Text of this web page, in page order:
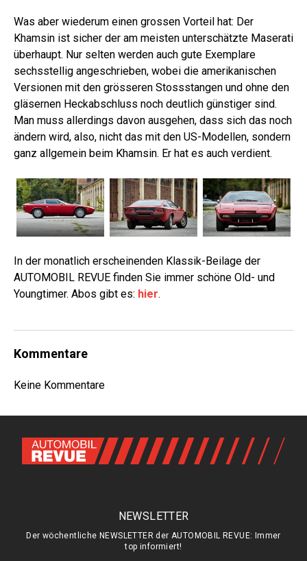
Was aber wiederum einen grossen Vorteil hat: Der
Khamsin ist sicher der am meisten unterschätzte Maserati
überhaupt. Nur selten werden auch gute Exemplare
sechsstellig angeschrieben, wobei die amerikanischen
Versionen mit den grösseren Stossstangen und ohne den
gläsernen Heckabschluss noch deutlich günstiger sind.
Man muss allerdings davon ausgehen, dass sich das noch
ändern wird, also, nicht das mit den US-Modellen, sondern
ganz allgemein beim Khamsin. Er hat es auch verdient.
In der monatlich erscheinenden Klassik-Beilage der
AUTOMOBIL REVUE finden Sie immer schöne Old- und
Youngtimer. Abos gibt es: hier.
Kommentare
Keine Kommentare
NEWSLETTER
Der wöchentliche NEWSLETTER der AUTOMOBIL REVUE: Immer
top informiert!